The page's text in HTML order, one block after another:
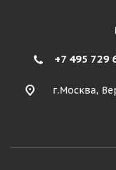
+7 495 729
г.Москва,